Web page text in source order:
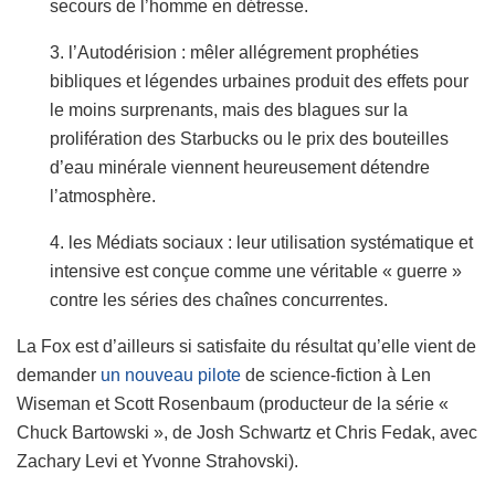
secours de l’homme en détresse.
3. l’Autodérision : mêler allégrement prophéties
bibliques et légendes urbaines produit des effets pour
le moins surprenants, mais des blagues sur la
prolifération des Starbucks ou le prix des bouteilles
d’eau minérale viennent heureusement détendre
l’atmosphère.
4. les Médiats sociaux : leur utilisation systématique et
intensive est conçue comme une véritable « guerre »
contre les séries des chaînes concurrentes.
La Fox est d’ailleurs si satisfaite du résultat qu’elle vient de
demander un nouveau pilote de science-fiction à Len
Wiseman et Scott Rosenbaum (producteur de la série «
Chuck Bartowski », de Josh Schwartz et Chris Fedak, avec
Zachary Levi et Yvonne Strahovski).